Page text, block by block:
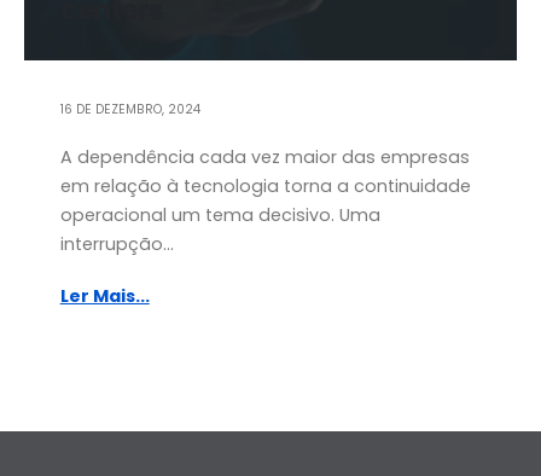
16 DE DEZEMBRO, 2024
A dependência cada vez maior das empresas
em relação à tecnologia torna a continuidade
operacional um tema decisivo. Uma
interrupção...
Ler Mais...